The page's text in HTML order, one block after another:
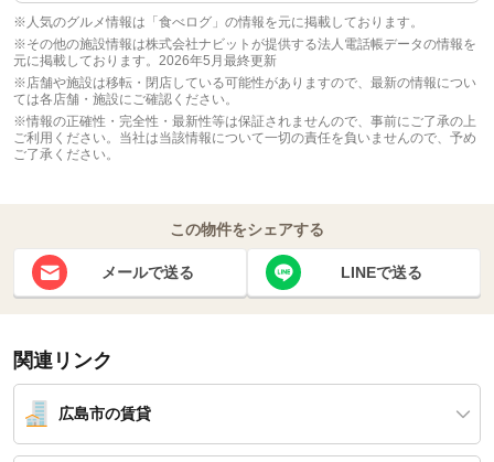
※人気のグルメ情報は「食べログ」の情報を元に掲載しております。
※その他の施設情報は株式会社ナビットが提供する法人電話帳データの情報を
元に掲載しております。2026年5月最終更新
※店舗や施設は移転・閉店している可能性がありますので、最新の情報につい
ては各店舗・施設にご確認ください。
※情報の正確性・完全性・最新性等は保証されませんので、事前にご了承の上
ご利用ください。当社は当該情報について一切の責任を負いませんので、予め
ご了承ください。
この物件をシェアする
メールで送る LINEで送る
関連リンク
広島市の賃貸